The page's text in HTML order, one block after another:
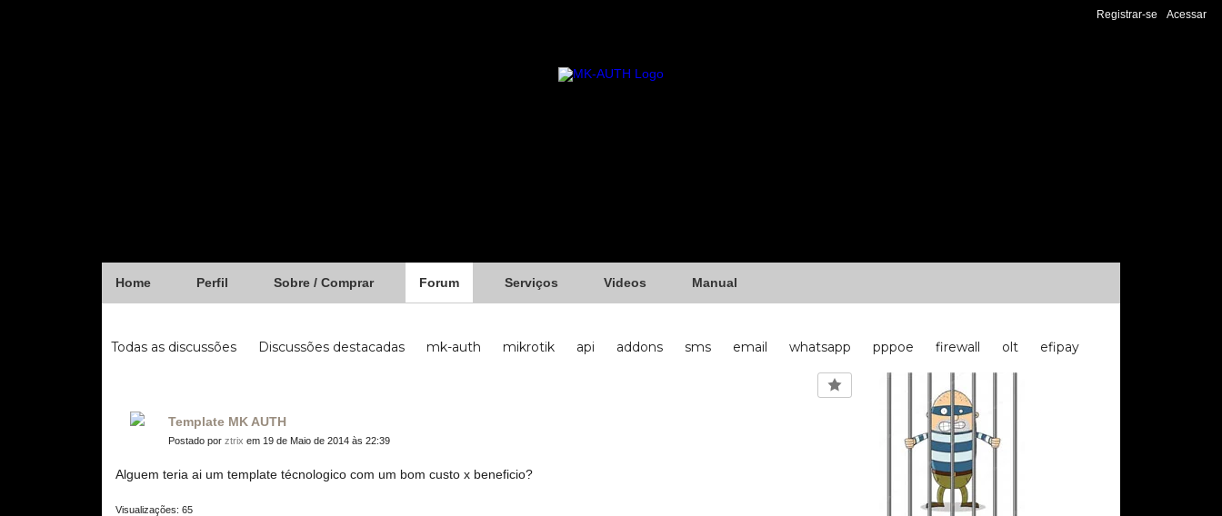
Registrar-se Acessar
Home Perfil Sobre / Comprar Forum Serviços Videos Manual
Todas as discussões
Discussões destacadas mk-auth mikrotik api addons sms email whatsapp pppoe firewall olt
efipay
Template MK AUTH
Postado por ztrix em 19 de Maio de 2014 às 22:39
Alguem teria ai um template técnologico com um bom custo x beneficio?
Visualizações: 65